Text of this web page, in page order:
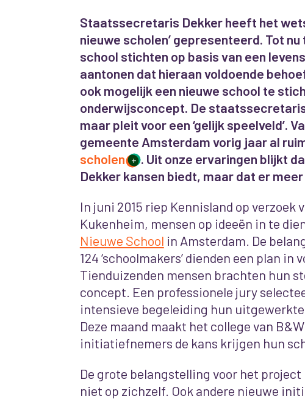
Staatssecretaris Dekker heeft het
nieuwe scholen’ gepresenteerd. Tot
school stichten op basis van een
aantonen dat hieraan voldoende
ook mogelijk een nieuwe school te
onderwijsconcept. De
maar pleit voor een ‘gelijk speelveld’.
gemeente Amsterdam vorig jaar al
scholen + . Uit onze ervaringen blijkt
Dekker kansen biedt, maar dat er
In juni 2015 riep Kennisland op verzoek
Kukenheim, mensen op ideeën in te
Nieuwe School in Amsterdam. De
124 ‘schoolmakers’ dienden een plan in
Tienduizenden mensen brachten hun
concept. Een professionele jury
intensieve begeleiding hun
Deze maand maakt het college van
initiatiefnemers de kans krijgen hun
De grote belangstelling voor het
niet op zichzelf. Ook andere nieuwe